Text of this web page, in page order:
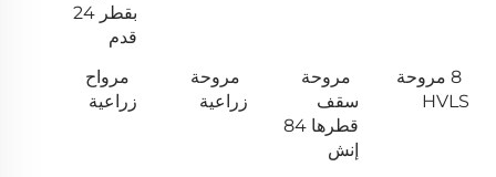
بقطر 24
قدم
8 مروحة
HVLS
مروحة
سقف
قطرها 84
إنش
مروحة
زراعية
مرواح
زراعية